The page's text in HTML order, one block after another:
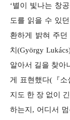
‘별이 빛나는 창
도를 읽을 수 있
환하게 밝혀 주던
치(György
알아서 길을 찾아
게 표현했다(『소
지도 한 장 없이
하는지, 어디서